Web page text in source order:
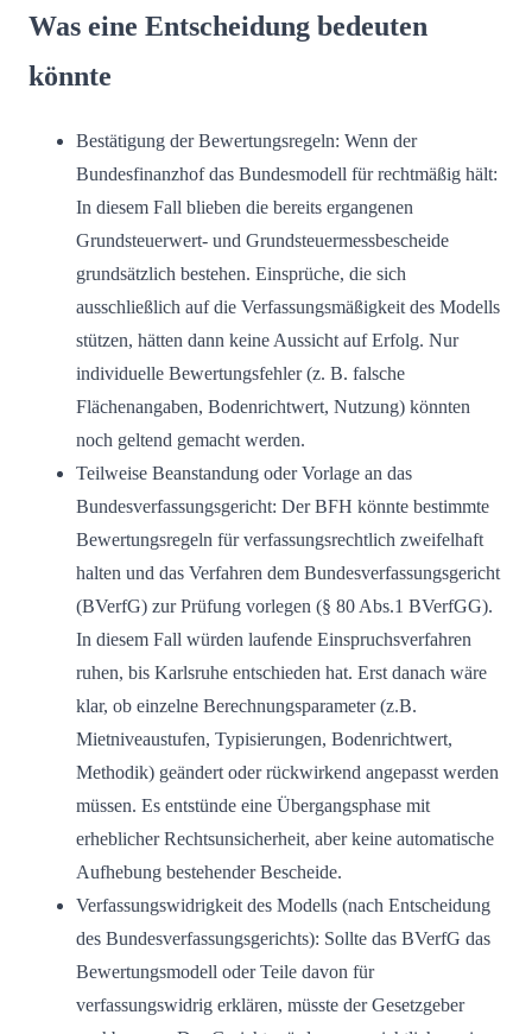
Was eine Entscheidung bedeuten
könnte
Bestätigung der Bewertungsregeln: Wenn der
Bundesfinanzhof das Bundesmodell für rechtmäßig hält:
In diesem Fall blieben die bereits ergangenen
Grundsteuerwert- und Grundsteuermessbescheide
grundsätzlich bestehen. Einsprüche, die sich
ausschließlich auf die Verfassungsmäßigkeit des Modells
stützen, hätten dann keine Aussicht auf Erfolg. Nur
individuelle Bewertungsfehler (z. B. falsche
Flächenangaben, Bodenrichtwert, Nutzung) könnten
noch geltend gemacht werden.
Teilweise Beanstandung oder Vorlage an das
Bundesverfassungsgericht: Der BFH könnte bestimmte
Bewertungsregeln für verfassungsrechtlich zweifelhaft
halten und das Verfahren dem Bundesverfassungsgericht
(BVerfG) zur Prüfung vorlegen (§ 80 Abs.1 BVerfGG).
In diesem Fall würden laufende Einspruchsverfahren
ruhen, bis Karlsruhe entschieden hat. Erst danach wäre
klar, ob einzelne Berechnungsparameter (z.B.
Mietniveaustufen, Typisierungen, Bodenrichtwert,
Methodik) geändert oder rückwirkend angepasst werden
müssen. Es entstünde eine Übergangsphase mit
erheblicher Rechtsunsicherheit, aber keine automatische
Aufhebung bestehender Bescheide.
Verfassungswidrigkeit des Modells (nach Entscheidung
des Bundesverfassungsgerichts): Sollte das BVerfG das
Bewertungsmodell oder Teile davon für
verfassungswidrig erklären, müsste der Gesetzgeber